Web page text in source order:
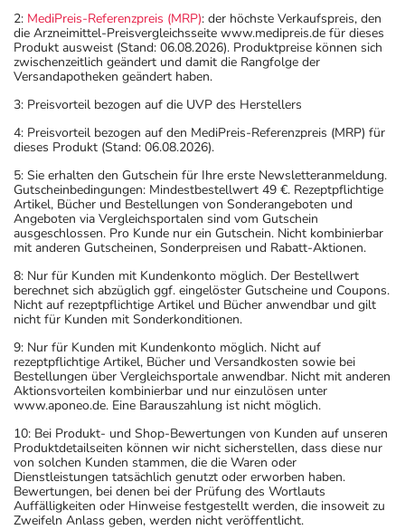
Art der Anwendung?
Nehmen Sie das Arzneimittel mit Flüssigkeit (z.B. 1 Glas
Wasser) ein. Das Arzneimittel darf nicht geteilt werden.
Dauer der Anwendung?
Die Anwendungsdauer richtet sich nach Art der
Beschwerde und/oder Dauer der Erkrankung und wird
deshalb nur von Ihrem Arzt bestimmt.
Überdosierung?
Es kann zu einer Vielzahl von
Überdosierungserscheinungen kommen, unter anderem
zu stark erniedrigtem Blutdruck mit Schwindel bis hin
zum Schock mit tödlichem Ausgang, Gefäßerweiterung
sowie zur Beschleunigung des Herzschlages. Setzen Sie
sich bei dem Verdacht auf eine Überdosierung umgehend
mit einem Arzt in Verbindung.
Generell gilt: Achten Sie vor allem bei Säuglingen,
Kleinkindern und älteren Menschen auf eine
gewissenhafte Dosierung. Im Zweifelsfalle fragen Sie
Ihren Arzt oder Apotheker nach etwaigen Auswirkungen
oder Vorsichtsmaßnahmen.
2: MediPreis-Referenzpreis (MRP): der höchste Verkaufspreis, den
die Arzneimittel-Preisvergleichsseite www.medipreis.de für dieses
Produkt ausweist (Stand: 06.08.2026). Produktpreise können sich
zwischenzeitlich geändert und damit die Rangfolge der
Versandapotheken geändert haben.
3: Preisvorteil bezogen auf die UVP des Herstellers
4: Preisvorteil bezogen auf den MediPreis-Referenzpreis (MRP) für
dieses Produkt (Stand: 06.08.2026).
5: Sie erhalten den Gutschein für Ihre erste Newsletteranmeldung.
Gutscheinbedingungen: Mindestbestellwert 49 €. Rezeptpflichtige
Artikel, Bücher und Bestellungen von Sonderangeboten und
Angeboten via Vergleichsportalen sind vom Gutschein
ausgeschlossen. Pro Kunde nur ein Gutschein. Nicht kombinierbar
mit anderen Gutscheinen, Sonderpreisen und Rabatt-Aktionen.
8: Nur für Kunden mit Kundenkonto möglich. Der Bestellwert
berechnet sich abzüglich ggf. eingelöster Gutscheine und Coupons.
Nicht auf rezeptpflichtige Artikel und Bücher anwendbar und gilt
nicht für Kunden mit Sonderkonditionen.
9: Nur für Kunden mit Kundenkonto möglich. Nicht auf
rezeptpflichtige Artikel, Bücher und Versandkosten sowie bei
Bestellungen über Vergleichsportale anwendbar. Nicht mit anderen
Aktionsvorteilen kombinierbar und nur einzulösen unter
www.aponeo.de. Eine Barauszahlung ist nicht möglich.
10: Bei Produkt- und Shop-Bewertungen von Kunden auf unseren
Produktdetailseiten können wir nicht sicherstellen, dass diese nur
von solchen Kunden stammen, die die Waren oder
Dienstleistungen tatsächlich genutzt oder erworben haben.
Bewertungen, bei denen bei der Prüfung des Wortlauts
Auffälligkeiten oder Hinweise festgestellt werden, die insoweit zu
Zweifeln Anlass geben, werden nicht veröffentlicht.